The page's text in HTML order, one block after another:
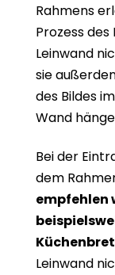
Rahmens
Prozess
Leinwand
sie
des Bildes
Wand
Bei der
dem
empfehlen
Leinwand